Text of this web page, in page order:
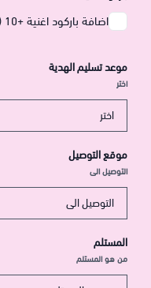
اضافة باركود اغنية +10 (10 ر.س)
موعد تسليم الهدية
اختر
موقع التوصيل
التوصيل الى
المستلم
من هو المستلم